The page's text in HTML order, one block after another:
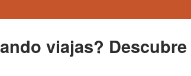
viajas? Descubre